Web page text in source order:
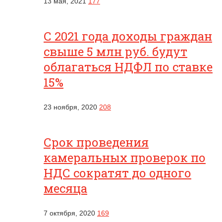
С 2021 года доходы граждан
свыше 5 млн руб. будут
облагаться НДФЛ по ставке
15%
23 ноября, 2020 208
Срок проведения
камеральных проверок по
НДС сократят до одного
месяца
7 октября, 2020 169